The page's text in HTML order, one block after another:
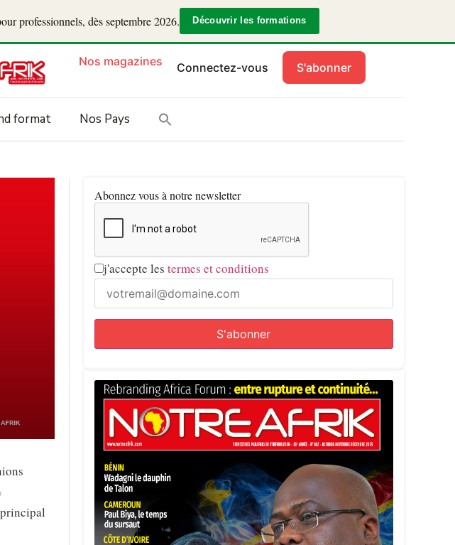
professionnels, dès septembre 2026. Découvrir les formations
Nos magazines Connectez-vous S'abonner
format Nos Pays
Abonnez vous à notre newsletter
j'accepte les termes et conditions